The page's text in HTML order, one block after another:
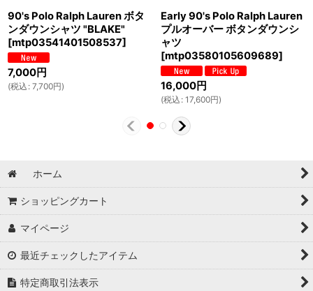
90's Polo Ralph Lauren ボタ
ンダウンシャツ "BLAKE"
[mtp03541401508537]
7,000円
(税込 : 7,700円)
Early 90's Polo Ralph Lauren
プルオーバー ボタンダウンシ
ャツ
[mtp03580105609689]
16,000円
(税込 : 17,600円)
ホーム
ショッピングカート
マイページ
最近チェックしたアイテム
特定商取引法表示